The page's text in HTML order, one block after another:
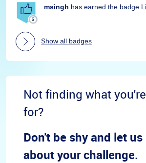
msingh has earned the badge
Show all badges
Not finding what
for?
Don't be shy and let
about your challenge.